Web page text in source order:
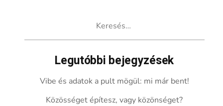
Legutóbbi bejegyzések
Vibe és adatok a pult mögül: mi már bent!
Közösséget építesz, vagy közönséget?